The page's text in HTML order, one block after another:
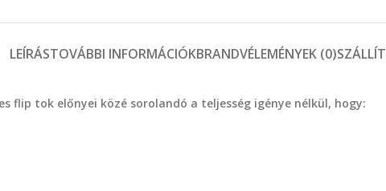
LEÍRÁSTOVÁBBI INFORMÁCIÓKBRANDVÉLEMÉNYEK (0)
flip tok előnyei közé sorolandó a teljesség igénye nélkül, hogy: